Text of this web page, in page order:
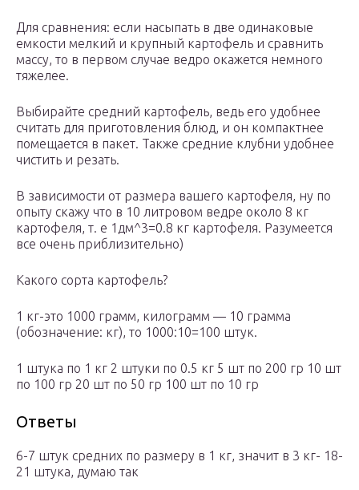
Для сравнения: если насыпать в две одинаковые
емкости мелкий и крупный картофель и сравнить
массу, то в первом случае ведро окажется немного
тяжелее.
Выбирайте средний картофель, ведь его удобнее
считать для приготовления блюд, и он компактнее
помещается в пакет. Также средние клубни удобнее
чистить и резать.
В зависимости от размера вашего картофеля, ну по
опыту скажу что в 10 литровом ведре около 8 кг
картофеля, т. е 1дм^3=0.8 кг картофеля. Разумеется
все очень приблизительно)
Какого сорта картофель?
1 кг-это 1000 грамм, килограмм — 10 грамма
(обозначение: кг), то 1000:10=100 штук.
1 штука по 1 кг 2 штуки по 0.5 кг 5 шт по 200 гр 10 шт
по 100 гр 20 шт по 50 гр 100 шт по 10 гр
Ответы
6-7 штук средних по размеру в 1 кг, значит в 3 кг- 18-
21 штука, думаю так